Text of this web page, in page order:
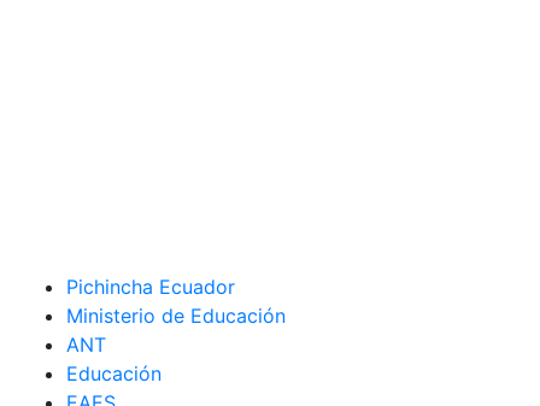
Pichincha Ecuador
Ministerio de Educación
ANT
Educación